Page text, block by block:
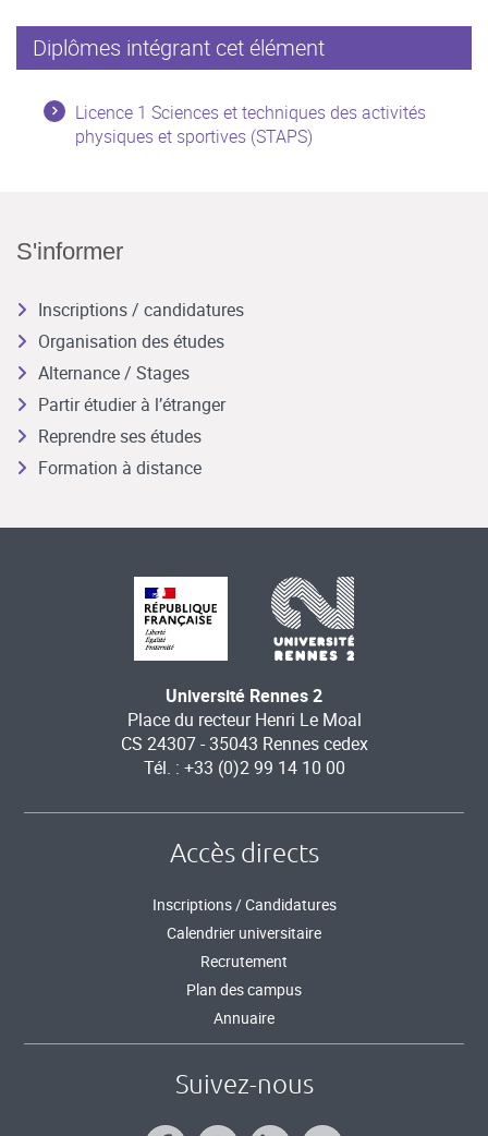
Diplômes intégrant cet élément
Licence 1 Sciences et techniques des activités
physiques et sportives (STAPS)
S'informer
Inscriptions / candidatures
Organisation des études
Alternance / Stages
Partir étudier à l’étranger
Reprendre ses études
Formation à distance
Université Rennes 2
Place du recteur Henri Le Moal
CS 24307 - 35043 Rennes cedex
Tél. : +33 (0)2 99 14 10 00
Accès directs
Inscriptions / Candidatures
Calendrier universitaire
Recrutement
Plan des campus
Annuaire
Suivez-nous